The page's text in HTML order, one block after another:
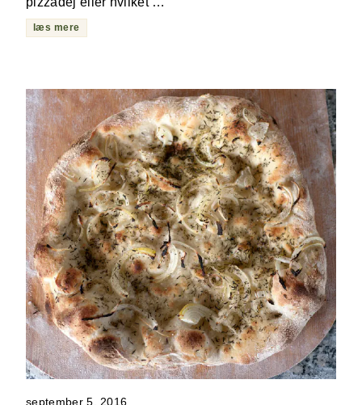
læs mere
september 5, 2016